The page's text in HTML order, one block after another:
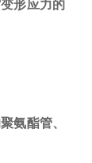
形应力的
氨酯管、